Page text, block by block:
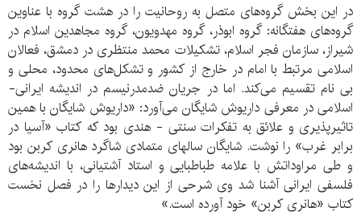
در این بخش گروه‌های متصل به روحانیت را در هشت گروه با عناوین
گروه‌های هفتگانه: گروه ابوذر، گروه مهدویون، گروه مجاهدین اسلام در
شیراز، سازمان فجر اسلام، تشکیلات محمد منتظری در دمشق، فعالان
اسلامی مرتبط با امام در خارج از کشور و تشکل‌های محدود، محلی و
بی نام تقسیم می‌کند. اما در جریان ضدمدرنیسم در اندیشه ایرانی-
اسلامی در معرفی داریوش شایگان می‌آورد: «داریوش شایگان با همین
تاثیرپذیری و علائق به تفکرات سنتی - هندی بود که کتاب «آسیا در
برابر غرب» را نوشت. شایگان سالهای متمادی شاگرد هانری کربن بود
و طی مراوداتش با علامه طباطبایی و استاد آشتیانی، با اندیشه‌های
فلسفی ایرانی آشنا شد وی شرحی از این دیدارها را در فصل نخست
کتاب «هانری کربن» خود آورده است.»